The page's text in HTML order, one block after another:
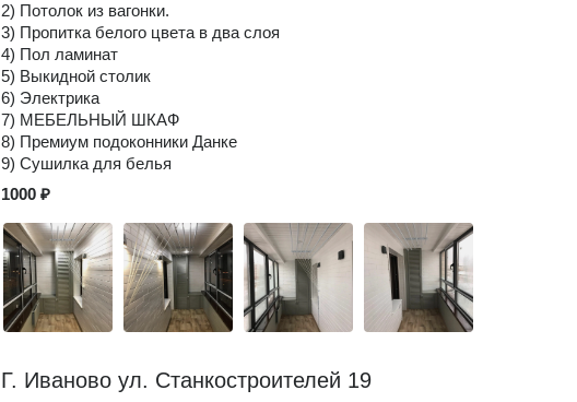
2) Потолок из вагонки.
3) Пропитка белого цвета в два слоя
4) Пол ламинат
5) Выкидной столик
6) Электрика
7) МЕБЕЛЬНЫЙ ШКАФ
8) Премиум подоконники Данке
9) Сушилка для белья
1000 ₽
Г. Иваново ул. Станкостроителей 19